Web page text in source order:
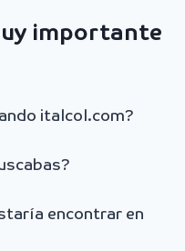
importante
italcol.com?
encontrar en